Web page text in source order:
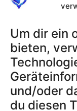
Um dir ein
bieten,
und/oder
du diesen
Tracker
AGB
Impressum